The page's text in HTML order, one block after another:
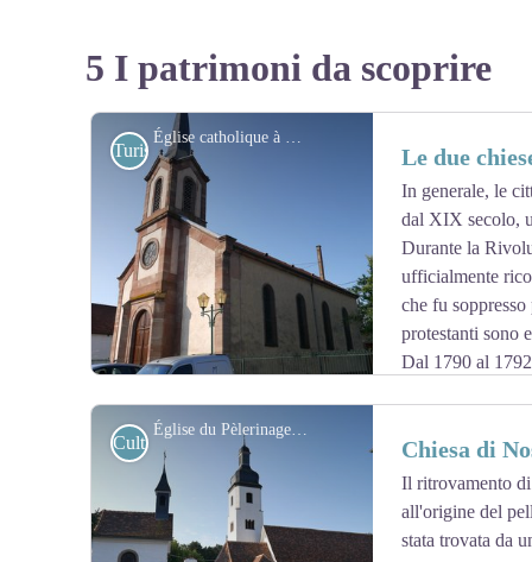
5 I patrimoni da scoprire
Église catholique à Obenheim - Les Amis de saint Colomban
View picture in full screen
Turistiche Le due
In generale, le
dal XIX secolo,
Durante la
ufficialmente
che fu
protestanti sono
Dal 1790 al
rivoluzionarie. Ma nel 1793 il Terrore cadde anche sui
chiuse, e diversi pastori furono imprigionati. Il culto è
Église du Pèlerinage Notre-Dame et Sainte Anne à Neunkirch - Les Amis de saint Colomban
Culturali Chiesa di
Il ritrovamento
all'origine del
stata trovata da